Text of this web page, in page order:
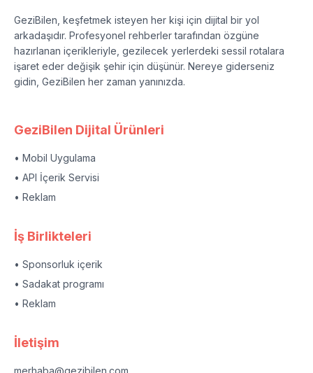
GeziBilen, keşfetmek isteyen her kişi için dijital bir yol
arkadaşıdır. Profesyonel rehberler tarafından özgüne
hazırlanan içerikleriyle, gezilecek yerlerdeki sessil rotalara
işaret eder değişik şehir için düşünür. Nereye giderseniz
gidin, GeziBilen her zaman yanınızda.
GeziBilen Dijital Ürünleri
• Mobil Uygulama
• API İçerik Servisi
• Reklam
İş Birlikteleri
• Sponsorluk içerik
• Sadakat programı
• Reklam
İletişim